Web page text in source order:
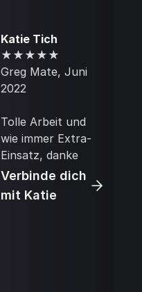
Katie Tich
★★★★★
Greg Mate, Juni
2022
Tolle Arbeit und
wie immer Extra-
Einsatz, danke
Verbinde dich
mit Katie